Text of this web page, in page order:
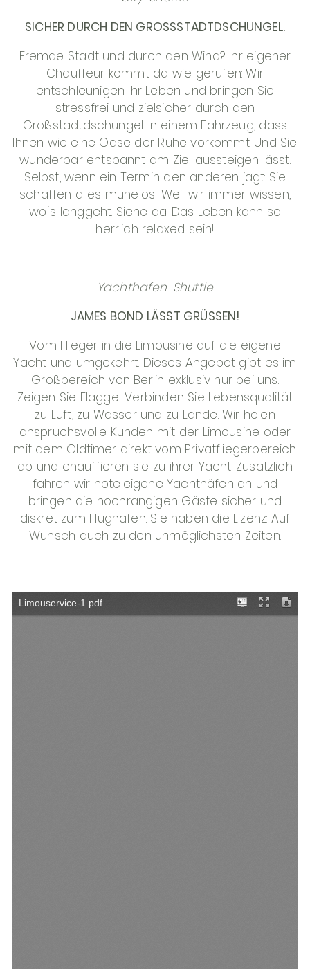
SICHER DURCH DEN GROSSSTADTDSCHUNGEL.
Fremde Stadt und durch den Wind? Ihr eigener
Chauffeur kommt da wie gerufen: Wir
entschleunigen Ihr Leben und bringen Sie
stressfrei und zielsicher durch den
Großstadtdschungel. In einem Fahrzeug, dass
Ihnen wie eine Oase der Ruhe vorkommt. Und Sie
wunderbar entspannt am Ziel aussteigen lässt.
Selbst, wenn ein Termin den anderen jagt: Sie
schaffen alles mühelos! Weil wir immer wissen,
wo ́s langgeht. Siehe da: Das Leben kann so
herrlich relaxed sein!
Yachthafen-Shuttle
JAMES BOND LÄSST GRÜSSEN!
Vom Flieger in die Limousine auf die eigene
Yacht und umgekehrt: Dieses Angebot gibt es im
Großbereich von Berlin exklusiv nur bei uns.
Zeigen Sie Flagge! Verbinden Sie Lebensqualität
zu Luft, zu Wasser und zu Lande. Wir holen
anspruchsvolle Kunden mit der Limousine oder
mit dem Oldtimer direkt vom Privatfliegerbereich
ab und chauffieren sie zu ihrer Yacht. Zusätzlich
fahren wir hoteleigene Yachthäfen an und
bringen die hochrangigen Gäste sicher und
diskret zum Flughafen. Sie haben die Lizenz: Auf
Wunsch auch zu den unmöglichsten Zeiten.